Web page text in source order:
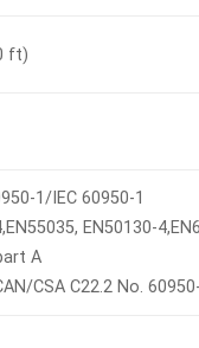
ft)
1/IEC 60950-1
EN50130-
A
CSA C22.2 No.